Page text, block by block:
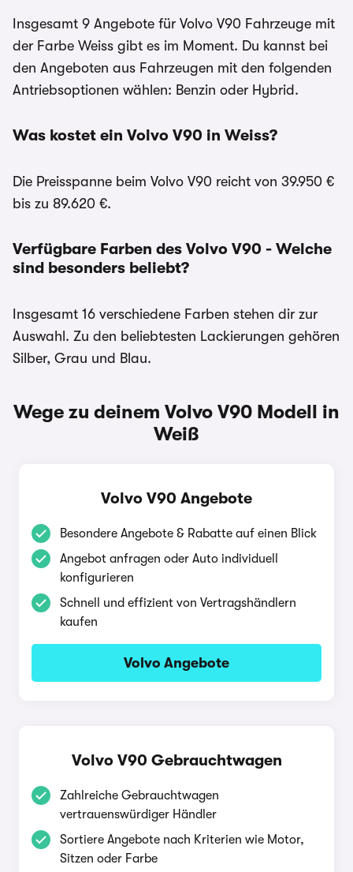
Insgesamt 9 Angebote für Volvo V90 Fahrzeuge mit
der Farbe Weiss gibt es im Moment. Du kannst bei
den Angeboten aus Fahrzeugen mit den folgenden
Antriebsoptionen wählen: Benzin oder Hybrid.
Was kostet ein Volvo V90 in Weiss?
Die Preisspanne beim Volvo V90 reicht von 39.950 €
bis zu 89.620 €.
Verfügbare Farben des Volvo V90 - Welche
sind besonders beliebt?
Insgesamt 16 verschiedene Farben stehen dir zur
Auswahl. Zu den beliebtesten Lackierungen gehören
Silber, Grau und Blau.
Wege zu deinem Volvo V90 Modell in
Weiß
Volvo V90 Angebote
Besondere Angebote & Rabatte auf einen Blick
Angebot anfragen oder Auto individuell
konfigurieren
Schnell und effizient von Vertragshändlern
kaufen
Volvo Angebote
Volvo V90 Gebrauchtwagen
Zahlreiche Gebrauchtwagen
vertrauenswürdiger Händler
Sortiere Angebote nach Kriterien wie Motor,
Sitzen oder Farbe